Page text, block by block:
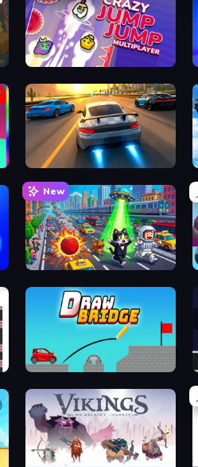
Crazy Jump Jump Multiplayer
Asphalt Rush
New
Metro Runner
Draw Bridge